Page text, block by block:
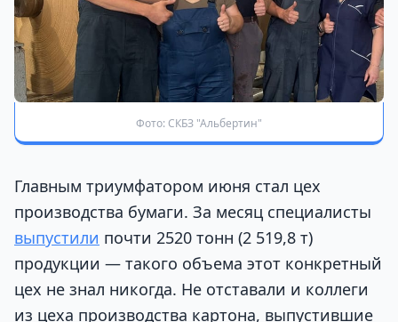
Фото: СКБЗ "Альбертин"
Главным триумфатором июня стал цех
производства бумаги. За месяц специалисты
выпустили почти 2520 тонн (2 519,8 т)
продукции — такого объема этот конкретный
цех не знал никогда. Не отставали и коллеги
из цеха производства картона, выпустившие